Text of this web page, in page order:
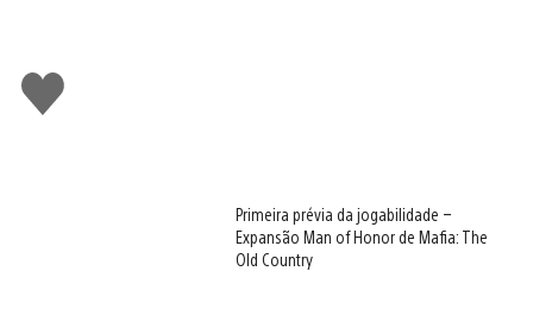
Curtir
Primeira prévia da jogabilidade –
Expansão Man of Honor de Mafia: The
Old Country